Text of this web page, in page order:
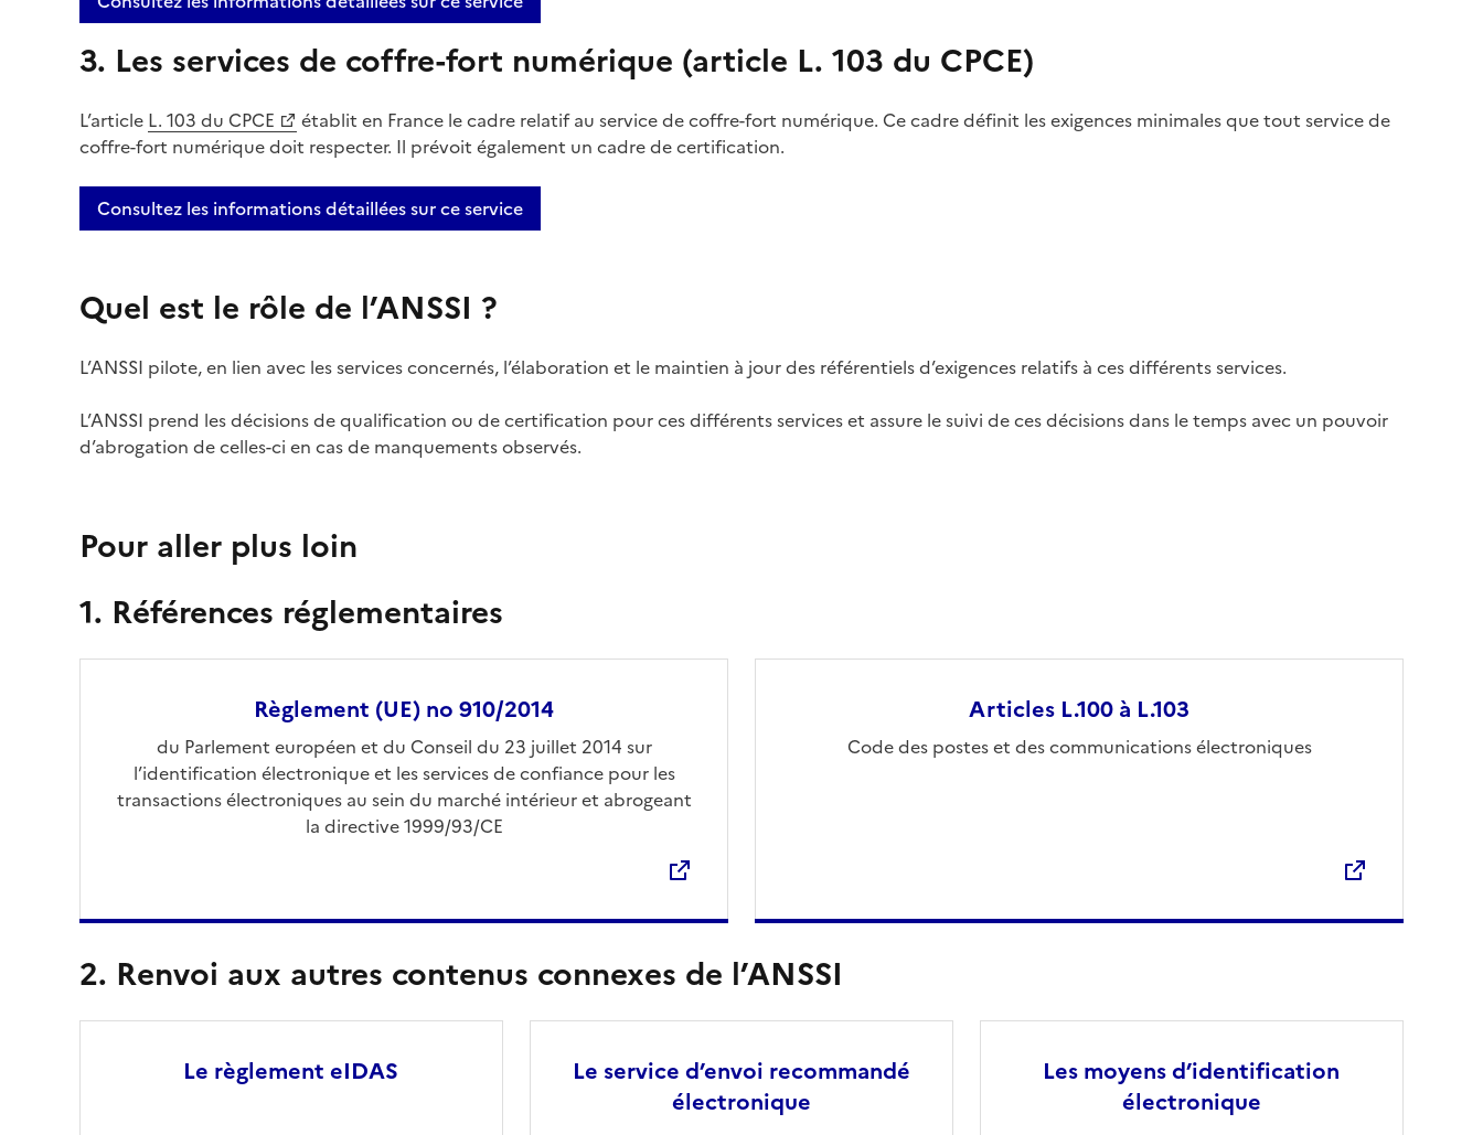
3. Les services de coffre-fort numérique (article L. 103 du CPCE)
L’article
(Ouvre une nouvelle fenêtre)
L. 103 du CPCE
établit en France le cadre relatif au service de coffre-fort numérique. Ce cadre définit les exigences minimales que tout service de
coffre-fort numérique doit respecter. Il prévoit également un cadre de certification.
Consultez les informations détaillées sur ce service
Quel est le rôle de l’ANSSI ?
L’ANSSI pilote, en lien avec les services concernés, l’élaboration et le maintien à jour des référentiels d’exigences relatifs à ces différents services.
L’ANSSI prend les décisions de qualification ou de certification pour ces différents services et assure le suivi de ces décisions dans le temps avec un pouvoir
d’abrogation de celles-ci en cas de manquements observés.
Pour aller plus loin
1. Références réglementaires
Règlement (UE) no 910/2014
Ouvre une nouvelle fenêtre
du Parlement européen et du Conseil du 23 juillet 2014 sur
l’identification électronique et les services de confiance pour les
transactions électroniques au sein du marché intérieur et abrogeant
la directive 1999/93/CE
Articles L.100 à L.103
Ouvre une nouvelle fenêtre
Code des postes et des communications électroniques
2. Renvoi aux autres contenus connexes de l’ANSSI
Le règlement eIDAS
Le service d’envoi recommandé
électronique
Les moyens d’identification
électronique